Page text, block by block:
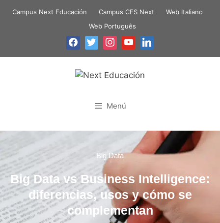
Campus Next Educación Campus CES Next
Web Italiano
Web Português
Menú
Big Data
Big Data vs Business Intelligence:
diferencias, usos y cómo se
complementan